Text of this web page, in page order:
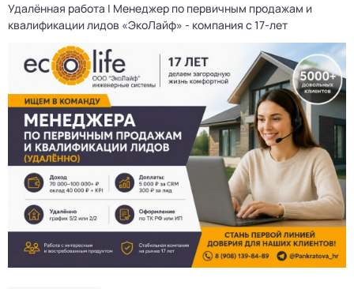
Удалённая работа | Менеджер по первичным продажам и
квалификации лидов «ЭкоЛайф» - компания с 17-лет